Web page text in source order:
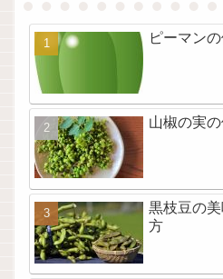
ピーマン
山椒の実の
黒枝豆の
方